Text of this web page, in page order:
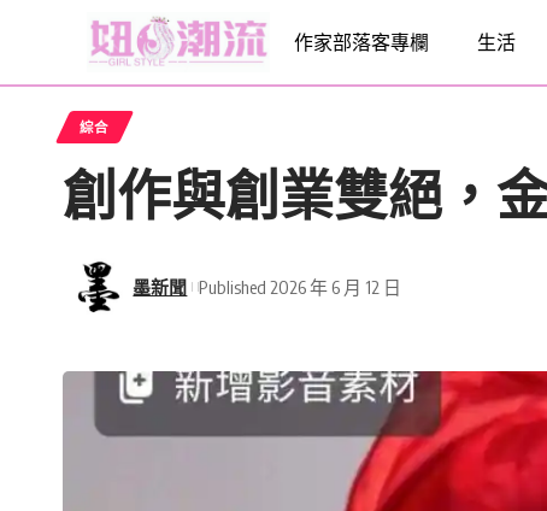
作家部落客專欄 生活
綜合
創作與創業雙絕，
墨新聞 Published 2026 年 6 月 12 日